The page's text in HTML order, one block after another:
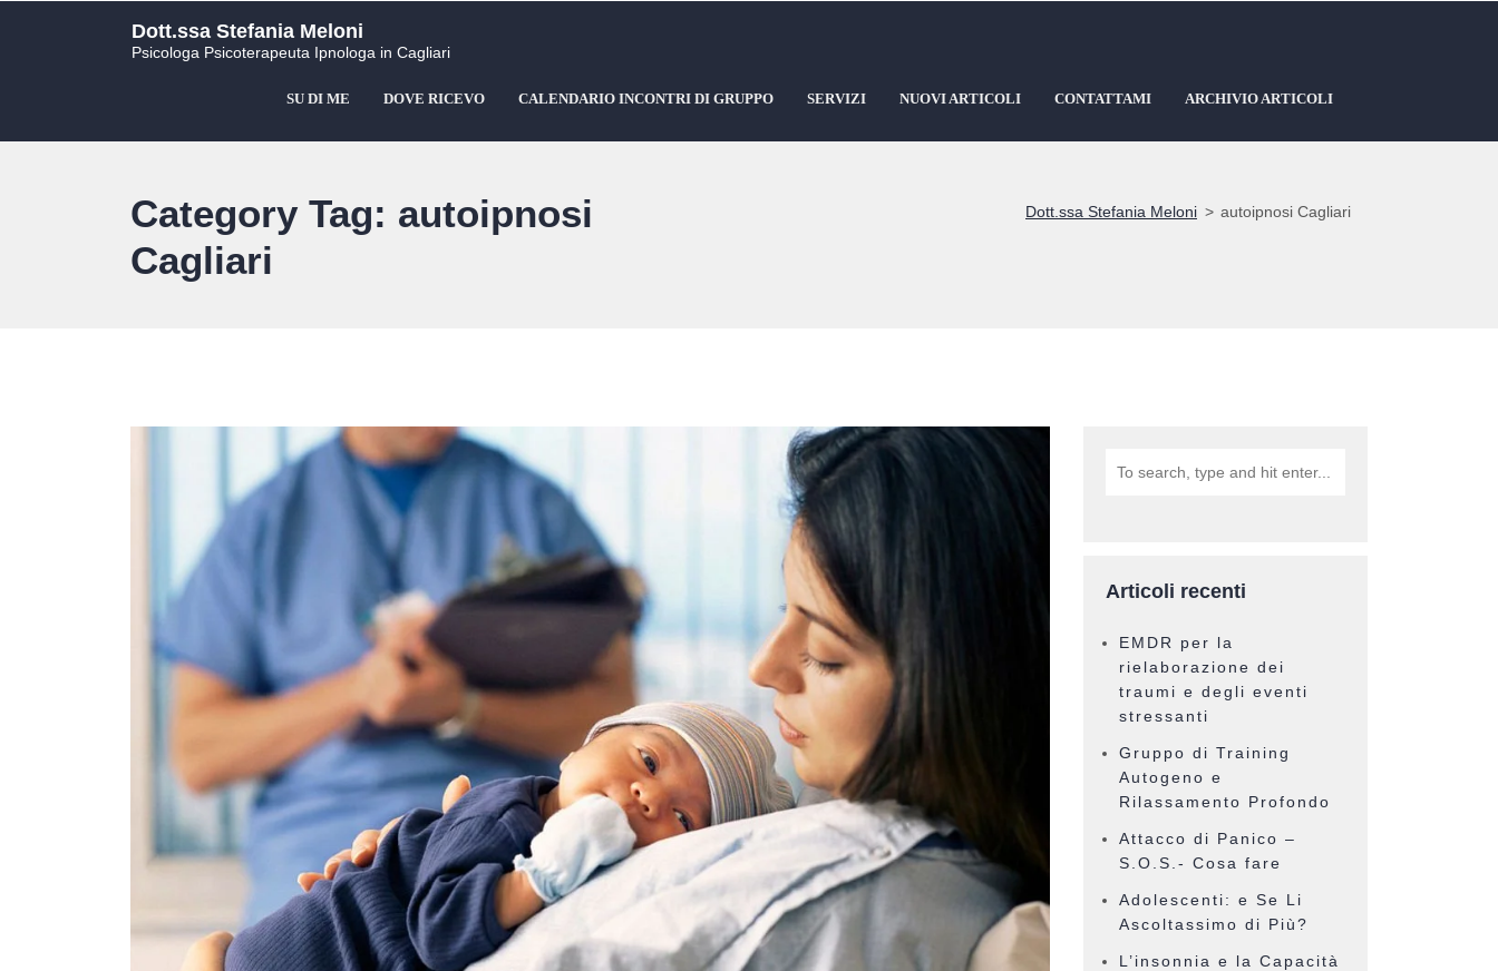
Dott.ssa Stefania Meloni
Psicologa Psicoterapeuta Ipnologa in Cagliari
SU DI ME DOVE RICEVO CALENDARIO INCONTRI DI GRUPPO SERVIZI NUOVI ARTICOLI CONTATTAMI ARCHIVIO ARTICOLI
Category Tag: autoipnosi
Cagliari
Dott.ssa Stefania Meloni > autoipnosi Cagliari
Articoli recenti
EMDR per la
rielaborazione dei
traumi e degli eventi
stressanti
Gruppo di Training
Autogeno e
Rilassamento Profondo
Attacco di Panico –
S.O.S.- Cosa fare
Adolescenti: e Se Li
Ascoltassimo di Più?
L’insonnia e la Capacità